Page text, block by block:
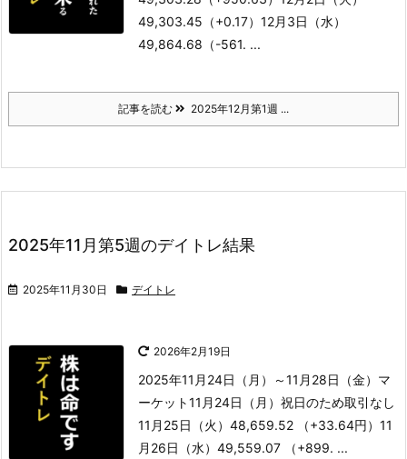
49,303.45（+0.17） 12月3日（水）
49,864.68（-561. ...
記事を読む 2025年12月第1週 ...
2025年11月第5週のデイトレ結果
2025年11月30日 デイトレ
2026年2月19日
2025年11月24日（月）～11月28日（金） マ
ーケット11月24日（月）祝日のため取引なし
11月25日（火）48,659.52 （+33.64円） 11
月26日（水）49,559.07 （+899. ...